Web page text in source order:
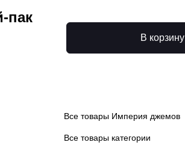
пак
В корзину
Все товары Империя джемов
Все товары категории